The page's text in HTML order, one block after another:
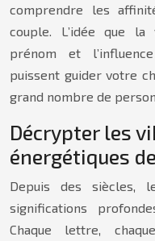
comprendre les
couple. L’idée que
prénom et
puissent guider votre
grand nombre de
Décrypter les
énergétiques
Depuis des siècles,
significations
Chaque lettre,